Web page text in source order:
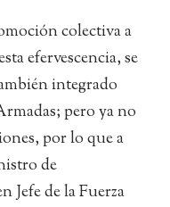
colectiva a
efervescencia, se
integrado
pero ya no
por lo que a
de
Jefe de la Fuerza